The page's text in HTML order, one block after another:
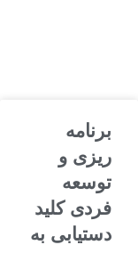
برنامه
ریزی و
توسعه
فردی کلید
دستیابی به